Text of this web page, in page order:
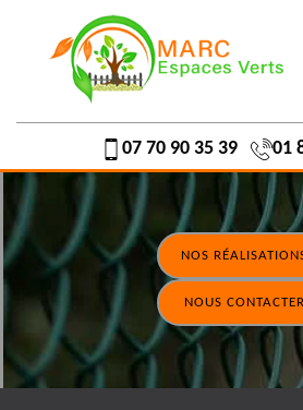
07 70 90 35 39 01
NOS
NOUS CONTACTER